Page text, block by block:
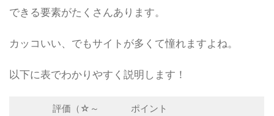
できる要素がたくさんあります。
カッコいい、でもサイトが多くて憧れますよね。
以下に表でわかりやすく説明します！
評価（☆～
ポイント